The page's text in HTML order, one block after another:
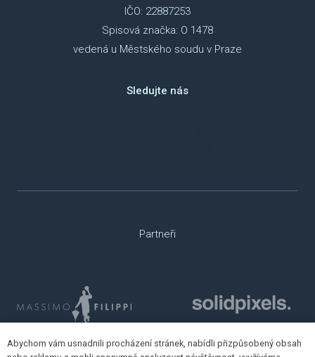
IČO: 22887253
Spisová značka: O 1478
vedená u Městského soudu v Praze
Sledujte nás
Partneři
Abychom vám usnadnili procházení stránek, nabídli přizpůsobený obsah